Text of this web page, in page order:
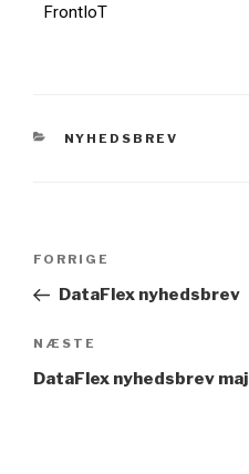
FrontIoT
NYHEDSBREV
FORRIGE
DataFlex nyhedsbrev
NÆSTE
DataFlex nyhedsbrev maj